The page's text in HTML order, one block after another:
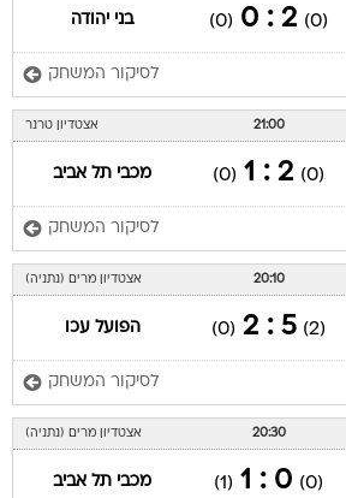
(0)
2 : 0
(0) בני יהודה
לסיקור המשחק
21:00 אצטדיון טרנר
(0)
2 : 1
(0) מכבי תל אביב
לסיקור המשחק
20:10 אצטדיון מרים (נתניה)
(2)
5 : 2
(0) הפועל עכו
לסיקור המשחק
20:30 אצטדיון מרים (נתניה)
(0)
0 : 1
(1) מכבי תל אביב